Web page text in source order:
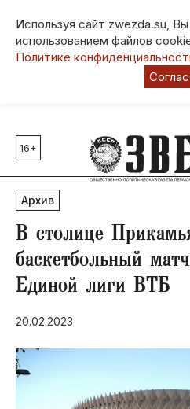
Используя сайт zwezda.su,
использованием файлов
Политике
Главные темы
80 лет Победы
Молодежная столица РФ
СВО
Выборы в Пермском крае
Социальная поддержка
Инфраструктура
Благоустройство
16+
Архив
В столице
баскетбольный
Единой лиги ВТБ
20.02.2023